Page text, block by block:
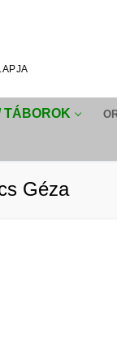
TÁBOROK
Géza